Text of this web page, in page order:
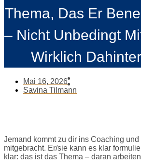
Thema, Das Er
– Nicht Unbedingt
Wirklich
Mai 16, 2026
Savina Tilmann
Jemand kommt zu dir ins Coaching
mitgebracht. Er/sie kann es klar
klar: das ist das Thema – daran